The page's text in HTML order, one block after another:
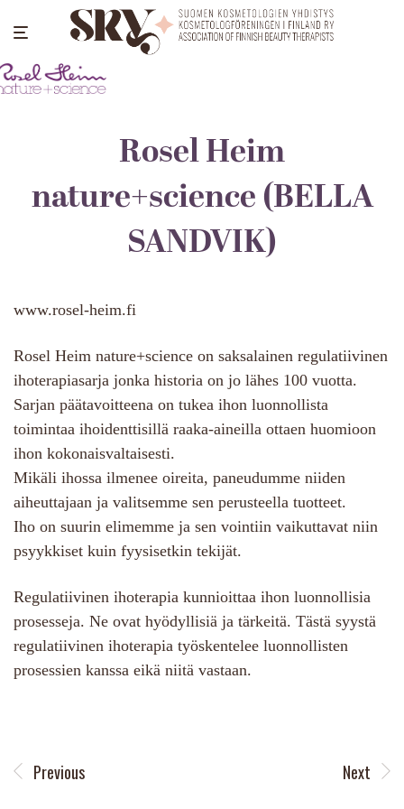
Rosel Heim
nature+science (BELLA
SANDVIK)
www.rosel-heim.fi
Rosel Heim nature+science on saksalainen regulatiivinen
ihoterapiasarja jonka historia on jo lähes 100 vuotta.
Sarjan päätavoitteena on tukea ihon luonnollista
toimintaa ihoidenttisillä raaka-aineilla ottaen huomioon
ihon kokonaisvaltaisesti.
Mikäli ihossa ilmenee oireita, paneudumme niiden
aiheuttajaan ja valitsemme sen perusteella tuotteet.
Iho on suurin elimemme ja sen vointiin vaikuttavat niin
psyykkiset kuin fyysisetkin tekijät.
Regulatiivinen ihoterapia kunnioittaa ihon luonnollisia
prosesseja. Ne ovat hyödyllisiä ja tärkeitä. Tästä syystä
regulatiivinen ihoterapia työskentelee luonnollisten
prosessien kanssa eikä niitä vastaan.
Previous Next